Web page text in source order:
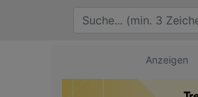
Anzeigen